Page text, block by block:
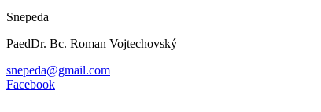
Snepeda
PaedDr. Bc. Roman Vojtechovský
snepeda@gmail.com
Facebook